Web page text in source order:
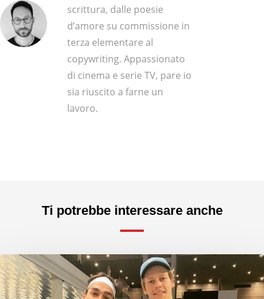
scrittura, dalle poesie
d’amore su commissione in
terza elementare al
copywriting. Appassionato
di cinema e serie TV, pare io
sia riuscito a farne un
lavoro.
Ti potrebbe interessare anche